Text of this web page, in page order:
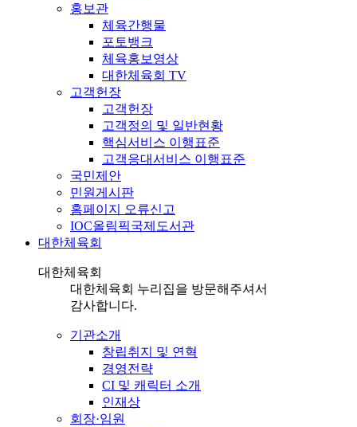
홍보관
체육간행물
포토뱅크
체육홍보영상
대한체육회 TV
고객헌장
고객헌장
고객정의 및 일반현황
핵심서비스 이행표준
고객응대서비스 이행표준
국민제안
민원게시판
홈페이지 오류신고
IOC올림픽국제도서관
대한체육회
대한체육회
대한체육회 누리집을 방문해주셔서
감사합니다.
기관소개
창립취지 및 연혁
경영전략
CI 및 캐릭터 소개
인재상
회장·임원